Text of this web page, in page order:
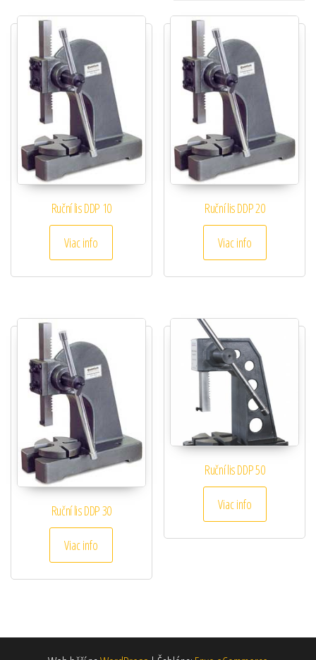
Ruční lis DDP 10
Viac info
Ruční lis DDP 20
Viac info
Ruční lis DDP 30
Viac info
Ruční lis DDP 50
Viac info